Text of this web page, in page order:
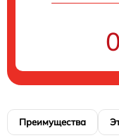
Преимущества